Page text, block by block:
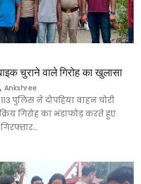
चुराने वाले गिरोह का खुलासा
Ankshree
पुलिस ने दोपहिया वाहन चोरी
गिरोह का भंडाफोड़ करते हुए